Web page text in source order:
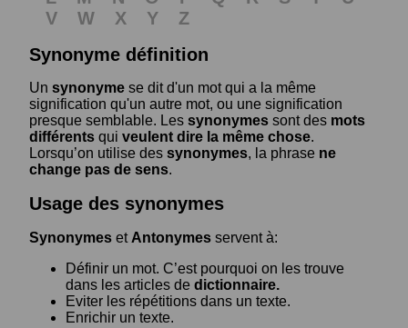
V
W X Y
Z
Synonyme définition
Un synonyme se dit d'un mot qui a la même
signification qu'un autre mot, ou une signification
presque semblable. Les synonymes sont des mots
différents qui veulent dire la même chose.
Lorsqu’on utilise des synonymes, la phrase ne
change pas de sens.
Usage des synonymes
Synonymes et Antonymes servent à:
Définir un mot. C’est pourquoi on les trouve
dans les articles de dictionnaire.
Eviter les répétitions dans un texte.
Enrichir un texte.